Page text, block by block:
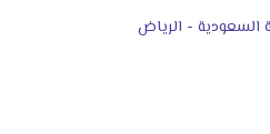
السعودية - الرياض